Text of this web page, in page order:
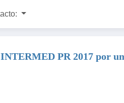
PR 2017 por